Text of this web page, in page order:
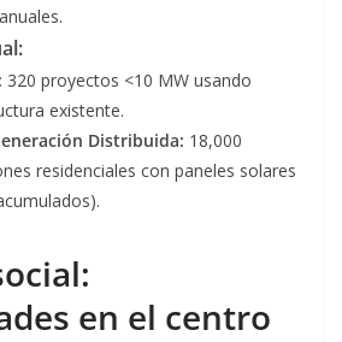
320 proyectos <10 MW usando
existente.
Distribuida: 18,000
residenciales con paneles solares
en el centro